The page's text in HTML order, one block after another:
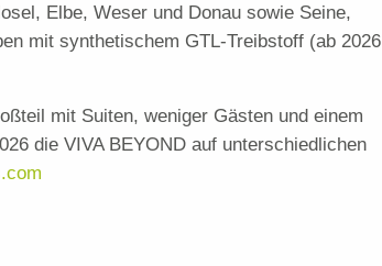
Elbe, Weser und Donau sowie Seine,
mit synthetischem GTL-Treibstoff (ab 2026
mit Suiten, weniger Gästen und einem
die VIVA BEYOND auf unterschiedlichen